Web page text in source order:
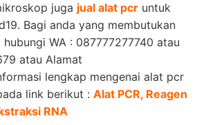
juga jual alat pcr untuk
Bagi anda yang membutukan
WA : 087777277740 atau
atau Alamat
lengkap mengenai alat pcr
link berikut : Alat PCR, Reagen
RNA